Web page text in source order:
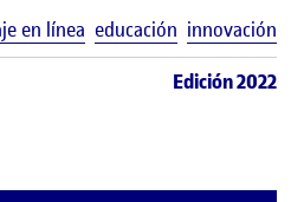
en línea educación innovación
Edición 2022